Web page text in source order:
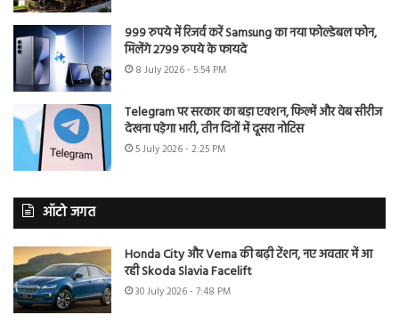
999 रुपये में रिजर्व करें Samsung का नया फोल्डेबल फोन,
मिलेंगे 2799 रुपये के फायदे
8 July 2026 - 5:54 PM
Telegram पर सरकार का बड़ा एक्शन, फिल्में और वेब सीरीज
देखना पड़ेगा भारी, तीन दिनों में दूसरा नोटिस
5 July 2026 - 2:25 PM
ऑटो जगत
Honda City और Verna की बढ़ी टेंशन, नए अवतार में आ
रही Skoda Slavia Facelift
30 July 2026 - 7:48 PM